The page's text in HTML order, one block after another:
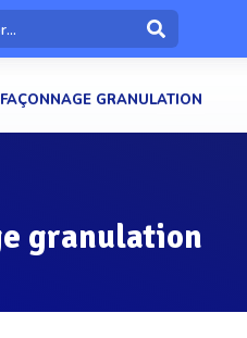
FAÇONNAGE GRANULATION
granulation